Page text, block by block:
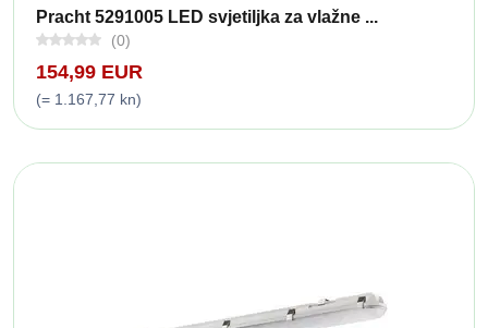
Pracht 5291005 LED svjetiljka za vlažne ...
(0)
154,99 EUR
(= 1.167,77 kn)